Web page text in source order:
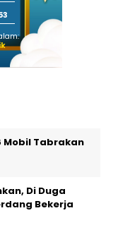
Mobil Tabrakan
Di Duga
Bekerja